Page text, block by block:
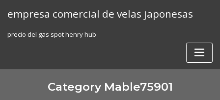
empresa comercial de velas japonesas
precio del gas spot henry hub
Category Mable75901